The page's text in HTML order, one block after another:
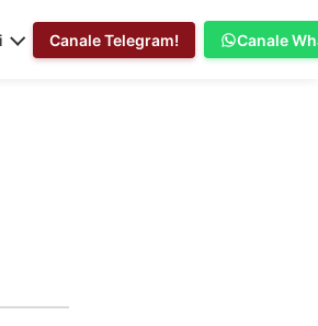
Canale Telegram! Canale